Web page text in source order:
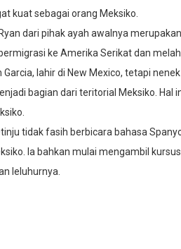
kuat sebagai orang Meksiko.
dari pihak ayah awalnya
ke Amerika Serikat dan
Garcia, lahir di New Mexico, tetapi
bagian dari teritorial Meksiko. Hal
tidak fasih berbicara bahasa
Ia bahkan mulai mengambil
leluhurnya.